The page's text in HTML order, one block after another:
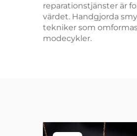
reparationstjänster är
värdet. Handgjorda
tekniker som
modecykler.